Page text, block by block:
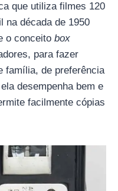
que utiliza filmes 120
na década de 1950
o conceito box
para fazer
família, de preferência
desempenha bem e
facilmente cópias